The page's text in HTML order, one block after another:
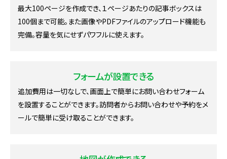
最大100ページを作成でき、１ページあたりの記事ボックスは
100個まで可能。また画像やPDFファイルのアップロード機能も
完備。容量を気にせずパワフルに使えます。
フォームが設置できる
追加費用は一切なしで、画面上で簡単にお問い合わせフォーム
を設置することができます。訪問者からお問い合わせや予約をメ
ールで簡単に受け取ることができます。